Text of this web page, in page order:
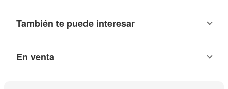
También te puede interesar
En venta